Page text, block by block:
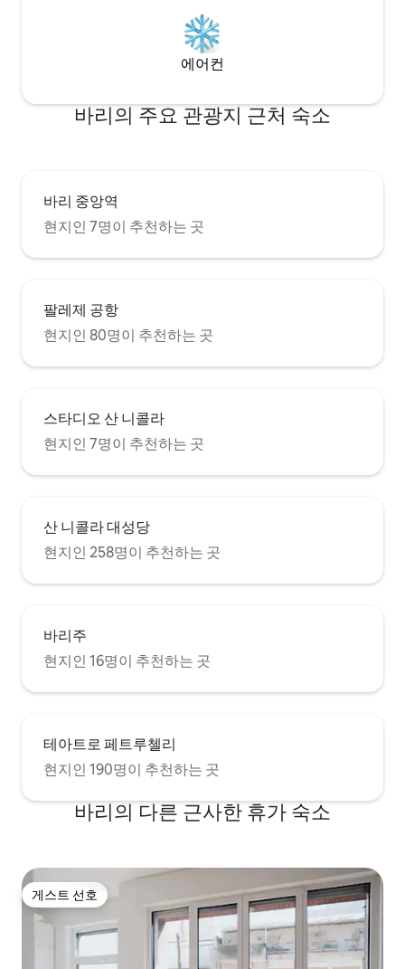
에어컨
바리의 주요 관광지 근처 숙소
바리 중앙역
현지인 7명이 추천하는 곳
팔레제 공항
현지인 80명이 추천하는 곳
스타디오 산 니콜라
현지인 7명이 추천하는 곳
산 니콜라 대성당
현지인 258명이 추천하는 곳
바리주
현지인 16명이 추천하는 곳
테아트로 페트루첼리
현지인 190명이 추천하는 곳
바리의 다른 근사한 휴가 숙소
게스트 선호
게스트 선호